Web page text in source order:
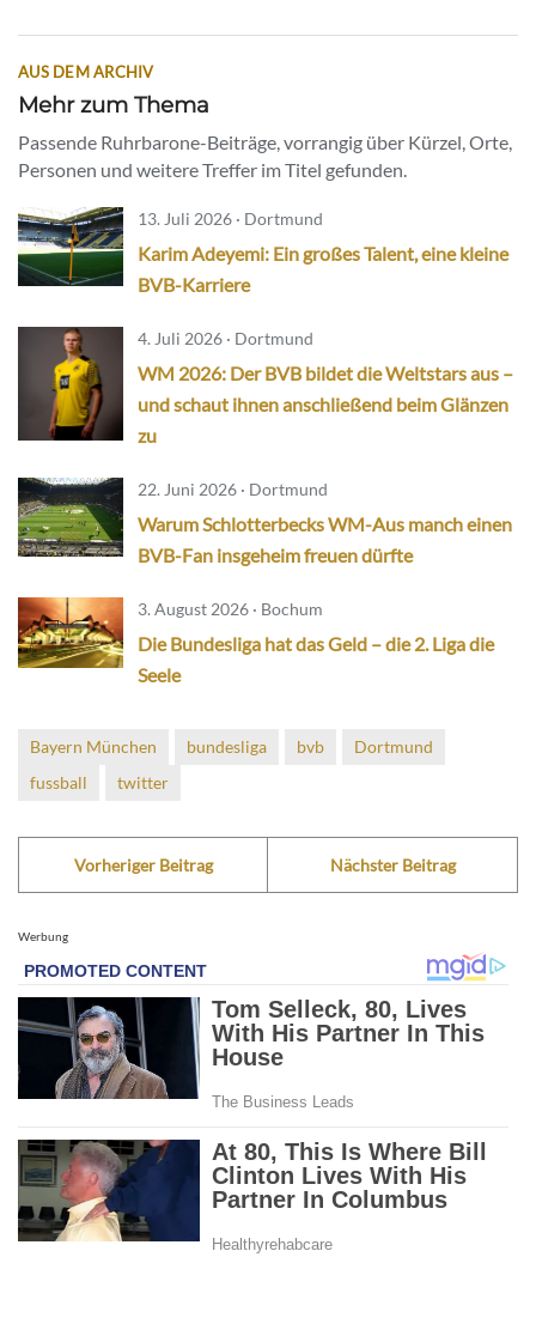
AUS DEM ARCHIV
Mehr zum Thema
Passende Ruhrbarone-Beiträge, vorrangig über Kürzel, Orte,
Personen und weitere Treffer im Titel gefunden.
13. Juli 2026 · Dortmund
Karim Adeyemi: Ein großes Talent, eine kleine
BVB-Karriere
4. Juli 2026 · Dortmund
WM 2026: Der BVB bildet die Weltstars aus –
und schaut ihnen anschließend beim Glänzen
zu
22. Juni 2026 · Dortmund
Warum Schlotterbecks WM-Aus manch einen
BVB-Fan insgeheim freuen dürfte
3. August 2026 · Bochum
Die Bundesliga hat das Geld – die 2. Liga die
Seele
Bayern München bundesliga bvb
Dortmund
fussball
twitter
Vorheriger Beitrag Nächster Beitrag
Werbung